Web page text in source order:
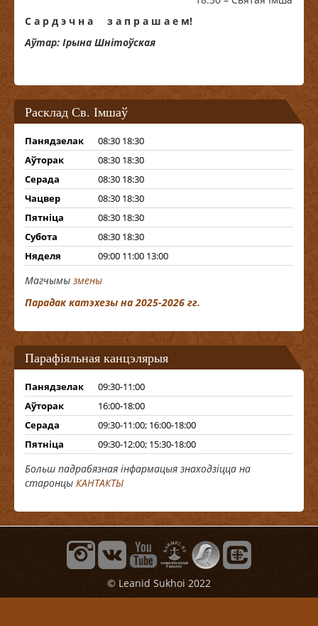
С а р д э ч н а з а п р а ш а е м!
Аўтар: Ірына Шнітоўская
Расклад Св. Імшаў
Панядзелак
08:30 18:30
Аўторак
08:30 18:30
Серада
08:30 18:30
Чацвер
08:30 18:30
Пятніца
08:30 18:30
Субота
08:30 18:30
Няделя
09:00 11:00 13:00
Магчымы змены
Парадак катэхезы на 2025-2026 гг.
Парафіяльная канцэлярыя
Панядзелак
09:30-11:00
Аўторак
16:00-18:00
Серада
09:30-11:00; 16:00-18:00
Пятніца
09:30-12:00; 15:30-18:00
Больш падрабязная інфармацыя знаходзіцца на
старонцы КАНТАКТЫ
© Leanid Sukhoi 2022